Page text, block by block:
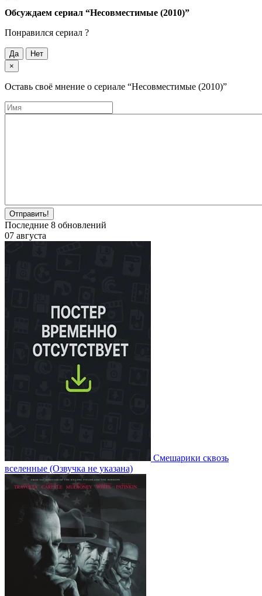
Обсуждаем cериал “Несовместимые (2010)”
Понравился cериал ?
Да
Нет
×
Оставь своё мнение о cериале “Несовместимые (2010)”
Отправить!
Последние 8 обновлений
07 августа
Смешарики сквозь
вселенные (Озвучка не указана)